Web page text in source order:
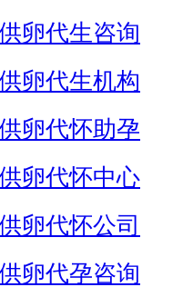
卵代生咨询
卵代生机构
卵代怀助孕
卵代怀中心
卵代怀公司
卵代孕咨询